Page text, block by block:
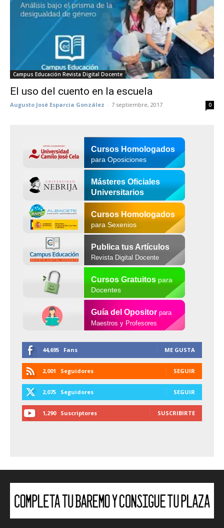
Campus Educación Revista Digital Docente
El uso del cuento en la escuela
Augusto José Esparcia González - 7 septiembre, 2017 0
Cursos Homologados
para Oposiciones
Másteres Oficiales
Universitarios
Cursos Homologados
para Sexenios
Publica tus Artículos
Revista Digital Docente
Cursos Gratuitospara
Docentes
Guía del Opositor para
Maestros y Profesores
44,695 Fans ME GUSTA
2,001 Seguidores SEGUIR
2,075 Seguidores SEGUIR
1,290 Suscriptores SUSCRIBIRTE